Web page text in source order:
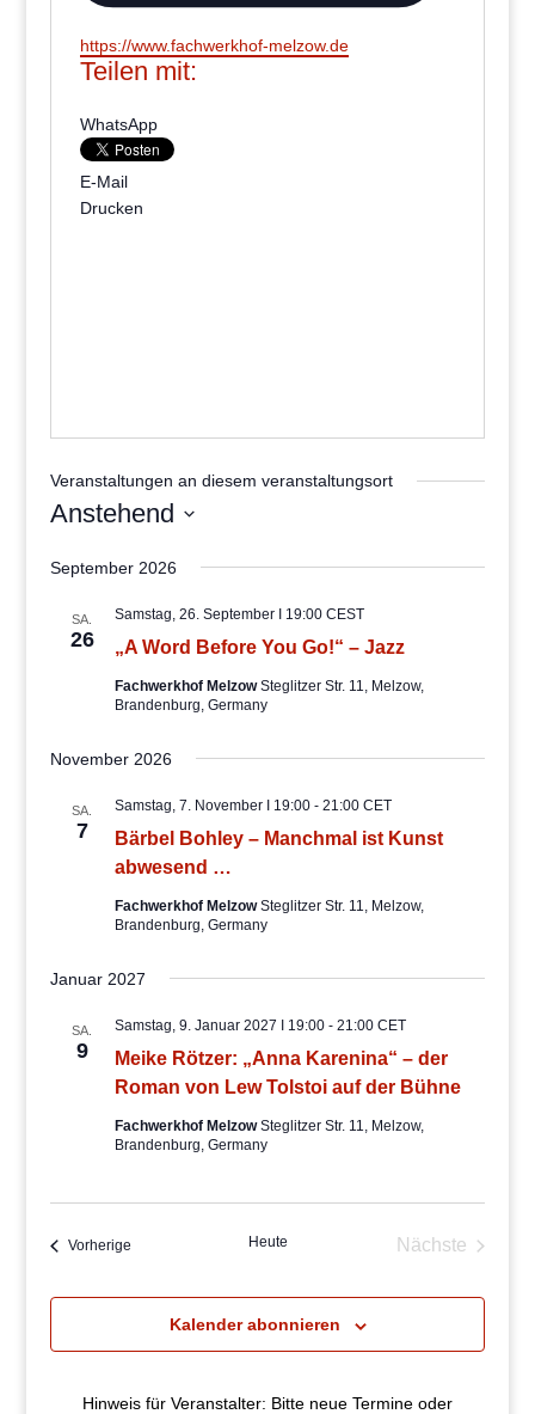
Webseite
https://www.fachwerkhof-melzow.de
Teilen mit:
WhatsApp
E-Mail
Drucken
Veranstaltungen an diesem veranstaltungsort
Anstehend
wählen.
September 2026
SA.
26 „A Word Before You Go!“ – Jazz
Samstag, 26. September I 19:00 CEST
Fachwerkhof MelzowSteglitzer Str. 11, Melzow,
Brandenburg, Germany
November 2026
SA.
7
Bärbel Bohley – Manchmal ist Kunst
abwesend …
Samstag, 7. November I 19:00- 21:00 CET
Fachwerkhof MelzowSteglitzer Str. 11, Melzow,
Brandenburg, Germany
Januar 2027
SA.
9
Meike Rötzer: „Anna Karenina“ – der
Roman von Lew Tolstoi auf der Bühne
Samstag, 9. Januar 2027 I 19:00- 21:00 CET
Fachwerkhof MelzowSteglitzer Str. 11, Melzow,
Brandenburg, Germany
VorherigeVeranstaltungen Heute
Nächste
Kalender abonnieren
Hinweis für Veranstalter: Bitte neue Termine oder